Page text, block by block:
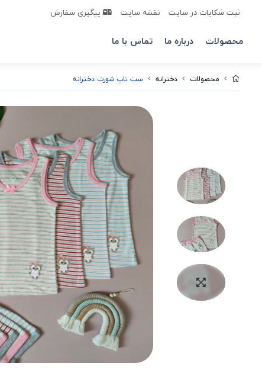
ثبت شکایات در سایت نقشه سایت پیگیری سفارش
محصولات درباره ما تماس با ما
محصولات دخترانه ست تاپ شورت دخترانه